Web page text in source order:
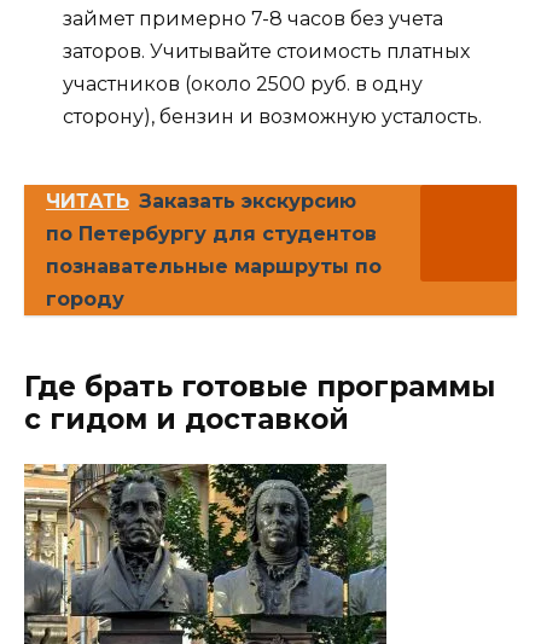
займет примерно 7-8 часов без учета
заторов. Учитывайте стоимость платных
участников (около 2500 руб. в одну
сторону), бензин и возможную усталость.
ЧИТАТЬ Заказать экскурсию
по Петербургу для студентов
познавательные маршруты по
городу
Где брать готовые программы
с гидом и доставкой